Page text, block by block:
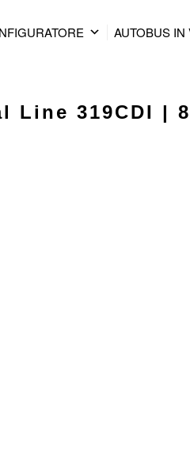
AUTOBUS IN
Line 319CDI |